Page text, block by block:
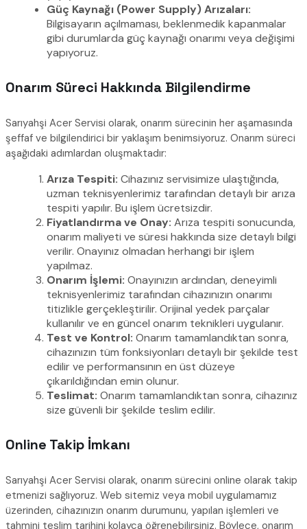
Güç Kaynağı (Power Supply) Arızaları:
Bilgisayarın açılmaması, beklenmedik kapanmalar
gibi durumlarda güç kaynağı onarımı veya değişimi
yapıyoruz.
Onarım Süreci Hakkında Bilgilendirme
Sarıyahşi Acer Servisi olarak, onarım sürecinin her aşamasında
şeffaf ve bilgilendirici bir yaklaşım benimsiyoruz. Onarım süreci
aşağıdaki adımlardan oluşmaktadır:
Arıza Tespiti: Cihazınız servisimize ulaştığında,
uzman teknisyenlerimiz tarafından detaylı bir arıza
tespiti yapılır. Bu işlem ücretsizdir.
Fiyatlandırma ve Onay: Arıza tespiti sonucunda,
onarım maliyeti ve süresi hakkında size detaylı bilgi
verilir. Onayınız olmadan herhangi bir işlem
yapılmaz.
Onarım İşlemi: Onayınızın ardından, deneyimli
teknisyenlerimiz tarafından cihazınızın onarımı
titizlikle gerçekleştirilir. Orijinal yedek parçalar
kullanılır ve en güncel onarım teknikleri uygulanır.
Test ve Kontrol: Onarım tamamlandıktan sonra,
cihazınızın tüm fonksiyonları detaylı bir şekilde test
edilir ve performansının en üst düzeye
çıkarıldığından emin olunur.
Teslimat: Onarım tamamlandıktan sonra, cihazınız
size güvenli bir şekilde teslim edilir.
Online Takip İmkanı
Sarıyahşi Acer Servisi olarak, onarım sürecini online olarak takip
etmenizi sağlıyoruz. Web sitemiz veya mobil uygulamamız
üzerinden, cihazınızın onarım durumunu, yapılan işlemleri ve
tahmini teslim tarihini kolayca öğrenebilirsiniz. Böylece, onarım